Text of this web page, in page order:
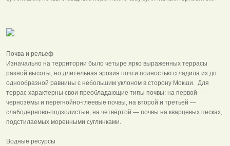
Почва и рельеф
Изначально на территории было четыре ярко выраженных террасы
разной высоты, но длительная эрозия почти полностью сгладила их до
однообразной равнины с небольшим уклоном в сторону Мокши. Для
террас характерны свои преобладающие типы почвы: на первой —
чернозёмы и перегнойно-глеевые почвы, на второй и третьей —
слабодерново-подзолистые, на четвёртой — почвы на кварцевых песках,
подстилаемых моренными суглинками.
Водные ресурсы